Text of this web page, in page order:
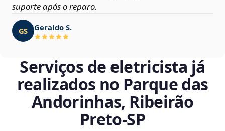
suporte após o reparo.
GS Geraldo S.
Serviços de eletricista já
realizados no Parque das
Andorinhas, Ribeirão
Preto‑SP